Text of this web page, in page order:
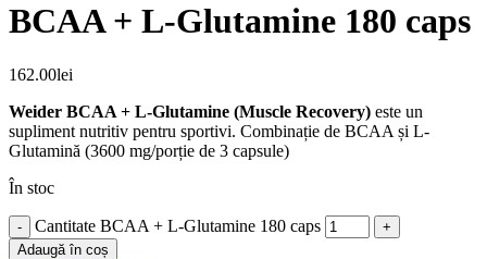
BCAA + L-Glutamine 180 caps
162.00lei
Weider BCAA + L-Glutamine (Muscle Recovery) este un
supliment nutritiv pentru sportivi. Combinație de BCAA și L-
Glutamină (3600 mg/porție de 3 capsule)
În stoc
Cantitate BCAA + L-Glutamine 180 caps
Adaugă în coș